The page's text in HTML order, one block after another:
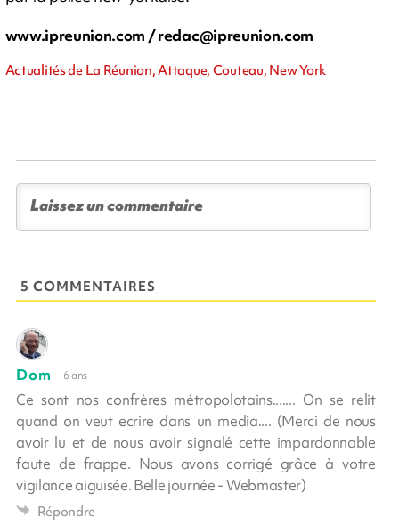
www.ipreunion.com /redac@ipreunion.com
Actualités de La Réunion, Attaque, Couteau, New York
5 COMMENTAIRES
Dom 6 ans
Ce sont nos confrères métropolotains....... On se relit
quand on veut ecrire dans un media.... (Merci de nous
avoir lu et de nous avoir signalé cette impardonnable
faute de frappe. Nous avons corrigé grâce à votre
vigilance aiguisée. Belle journée - Webmaster)
Répondre